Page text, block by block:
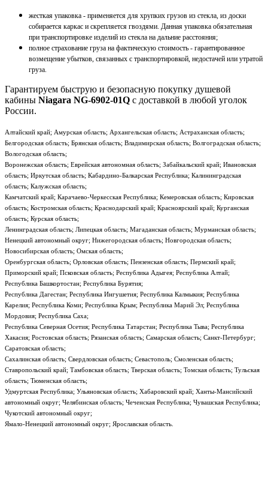
жесткая упаковка - применяется для хрупких грузов из стекла, из доски
собирается каркас и скрепляется гвоздями. Данная упаковка обязательная
при транспортировке изделий из стекла на дальние расстояния;
полное страхование груза на фактическую стоимость - гарантированное
возмещение убытков, связанных с транспортировкой, недостачей или утратой
груза.
Гарантируем быструю и безопасную покупку душевой
кабины Niagara NG-6902-01Q с доставкой в любой уголок
России.
Алтайский край; Амурская область; Архангельская область; Астраханская область;
Белгородская область; Брянская область; Владимирская область; Волгоградская область;
Вологодская область;
Воронежская область; Еврейская автономная область; Забайкальский край; Ивановская
область; Иркутская область; Кабардино-Балкарская Республика; Калининградская
область; Калужская область;
Камчатский край; Карачаево-Черкесская Республика; Кемеровская область; Кировская
область; Костромская область; Краснодарский край; Красноярский край; Курганская
область; Курская область;
Ленинградская область; Липецкая область; Магаданская область; Мурманская область;
Ненецкий автономный округ; Нижегородская область; Новгородская область;
Новосибирская область; Омская область;
Оренбургская область; Орловская область; Пензенская область; Пермский край;
Приморский край; Псковская область; Республика Адыгея; Республика Алтай;
Республика Башкортостан; Республика Бурятия;
Республика Дагестан; Республика Ингушетия; Республика Калмыкия; Республика
Карелия; Республика Коми; Республика Крым; Республика Марий Эл; Республика
Мордовия; Республика Саха;
Республика Северная Осетия; Республика Татарстан; Республика Тыва; Республика
Хакасия; Ростовская область; Рязанская область; Самарская область; Санкт-Петербург;
Саратовская область;
Сахалинская область; Свердловская область; Севастополь; Смоленская область;
Ставропольский край; Тамбовская область; Тверская область; Томская область; Тульская
область; Тюменская область;
Удмуртская Республика; Ульяновская область; Хабаровский край; Ханты-Мансийский
автономный округ; Челябинская область; Чеченская Республика; Чувашская Республика;
Чукотский автономный округ;
Ямало-Ненецкий автономный округ; Ярославская область.